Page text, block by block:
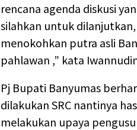
rencana agenda diskusi
silahkan untuk
menokohkan putra asli
pahlawan ,” kata
Pj Bupati Banyumas
dilakukan SRC nantinya
melakukan upaya